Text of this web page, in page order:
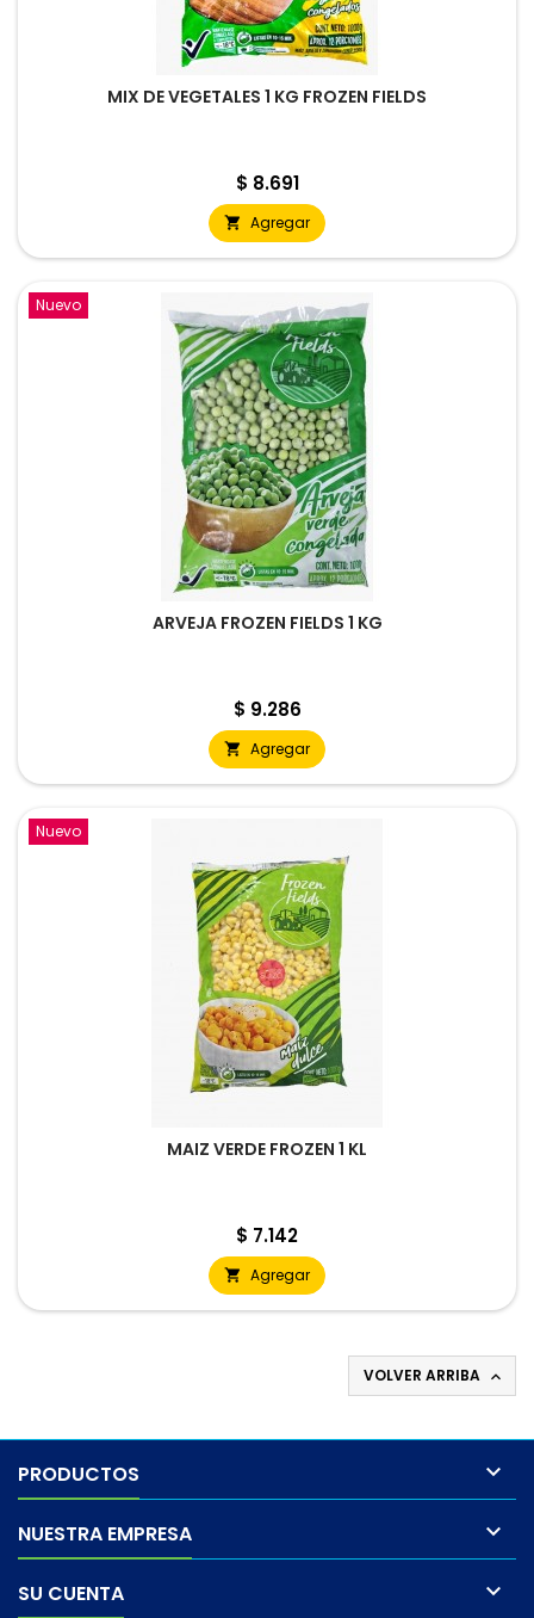
MIX DE VEGETALES 1 KG FROZEN FIELDS
Precio
$ 8.691
 Agregar
Nuevo
ARVEJA FROZEN FIELDS 1 KG
Precio
$ 9.286
 Agregar
Nuevo
MAIZ VERDE FROZEN 1 KL
Precio
$ 7.142
 Agregar
VOLVER ARRIBA 
PRODUCTOS 
NUESTRA EMPRESA 
SU CUENTA 